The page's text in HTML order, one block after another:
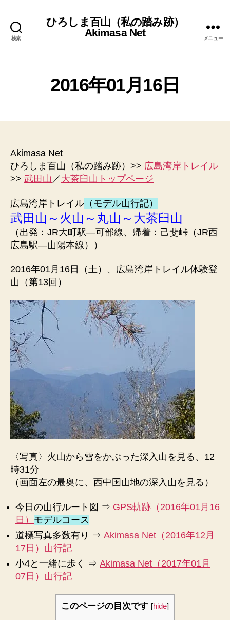
検索
ひろしま百山（私の踏み跡）
Akimasa Net
メニュー
2016年01月16日
成
者
1
7
Akimasa Net
ひろしま百山（私の踏み跡）>> 広島湾岸トレイル
>> 武田山 ／ 大茶臼山トップページ
広島湾岸トレイル （モデル山行記）
武田山～火山～丸山～大茶臼山
（出発：JR大町駅―可部線、帰着：己斐峠（JR西
広島駅―山陽本線））
2016年01月16日（土）、広島湾岸トレイル体験登
山（第13回）
〈写真〉火山から雪をかぶった深入山を見る、12
時31分
（画面左の最奥に、西中国山地の深入山を見る）
今日の山行ルート図 ⇒ GPS軌跡（2016年01月16
日） モデルコース
道標写真多数有り ⇒ Akimasa Net（2016年12月
17日）山行記
小4と一緒に歩く ⇒ Akimasa Net（2017年01月
07日）山行記
このページの目次です [hide]